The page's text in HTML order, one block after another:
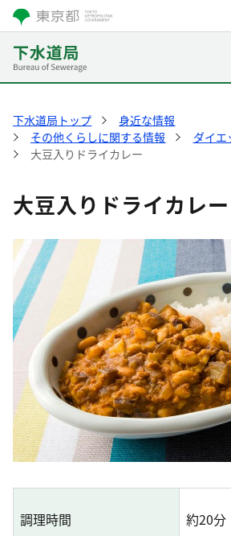
下水道局トップ
身近な情報
その他くらしに関する情報
ダイエ
大豆入りドライカレー
大豆入りドライカレー
調理時間 約20分